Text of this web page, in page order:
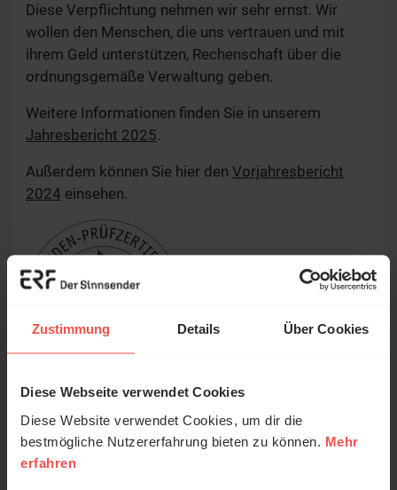
Zustimmung Details Über Cookies
Diese Webseite verwendet Cookies
Diese Website verwendet Cookies, um dir die
bestmögliche Nutzererfahrung bieten zu können. Mehr
erfahren
Diese Verpflichtung nehmen wir sehr ernst. Wir
wollen den Menschen, die uns vertrauen und mit
ihrem Geld unterstützen, Rechenschaft über die
ordnungsgemäße Verwaltung geben.
Weitere Informationen finden Sie in unserem
Jahresbericht 2025.
Außerdem können Sie hier den Vorjahresbericht
2024 einsehen.
FAQ